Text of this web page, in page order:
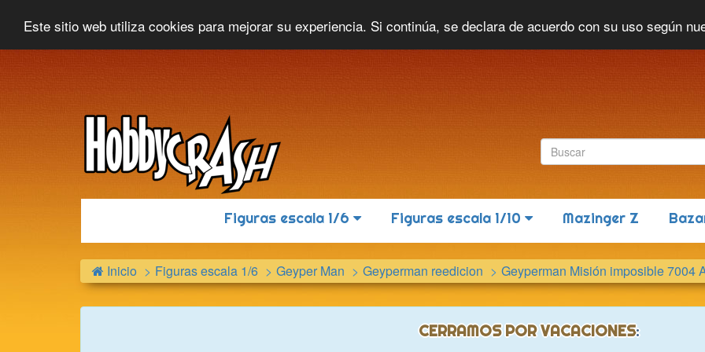
Este sitio web utiliza cookies para mejorar su experiencia. Si continúa, se declara de acuerdo con su uso según
Hobbycrash Novedades Contacto Idioma actual: Español
Figuras escala 1/6 Figuras escala 1/10 Mazinger Z
Inicio Figuras escala 1/6 Geyper Man Geyperman reedicion Geyperman Misión imposible 7004
CERRAMOS POR VACACIONES: